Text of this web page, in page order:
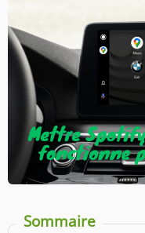
Sommaire